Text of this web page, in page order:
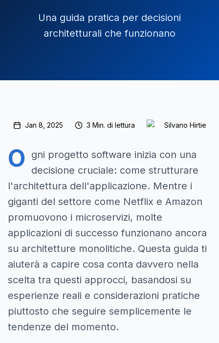
Una guida pratica per decisioni
architetturali che funzionano
Jan 8, 2025 3 Min. di lettura Silvano Hirtie
O gni progetto software inizia con una
decisione cruciale: come strutturare
l'architettura dell'applicazione. Mentre i
giganti del settore come Netflix e Amazon
promuovono i microservizi, molte
applicazioni di successo funzionano ancora
su architetture monolitiche. Questa guida ti
aiuterà a capire cosa conta davvero nella
scelta tra questi approcci, basandosi su
esperienze reali e considerazioni pratiche
piuttosto che seguire semplicemente le
tendenze del momento.